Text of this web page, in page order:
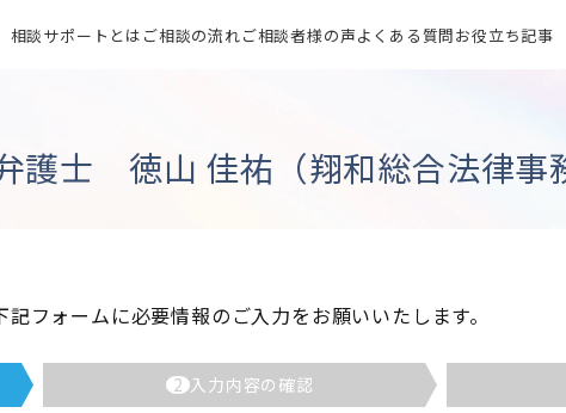
相談サポートとは ご相談の流れご相談者様の声よくある質問お役立ち記事
護士 徳山 佳祐（翔和総合法律事
記フォームに必要情報のご入力をお願いいたします。
2 入力内容の確認